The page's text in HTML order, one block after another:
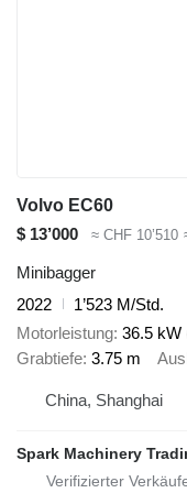
Volvo EC60
$ 13’000
≈ CHF 10’510
Minibagger
2022
1’523 M/Std.
Motorleistung 36.5 kW
Grabtiefe 3.75 m
China, Shanghai
Spark Machinery